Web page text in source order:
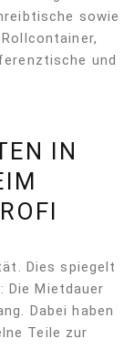
sowie
und
IN
Dies spiegelt
Die Mietdauer
Dabei haben
Teile zur